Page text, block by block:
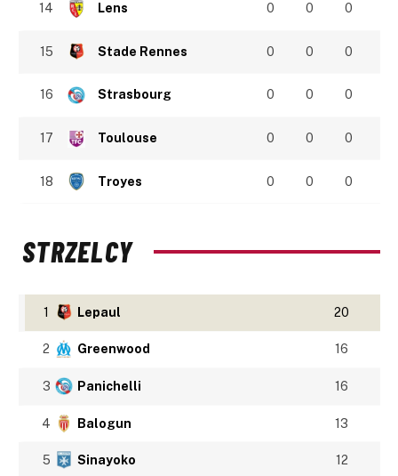
14 Lens 0 0 0
15 Stade Rennes 0 0 0
16 Strasbourg 0 0 0
17 Toulouse 0 0 0
18 Troyes 0 0 0
STRZELCY
1 Lepaul 20
2 Greenwood 16
3 Panichelli 16
4 Balogun 13
5 Sinayoko 12